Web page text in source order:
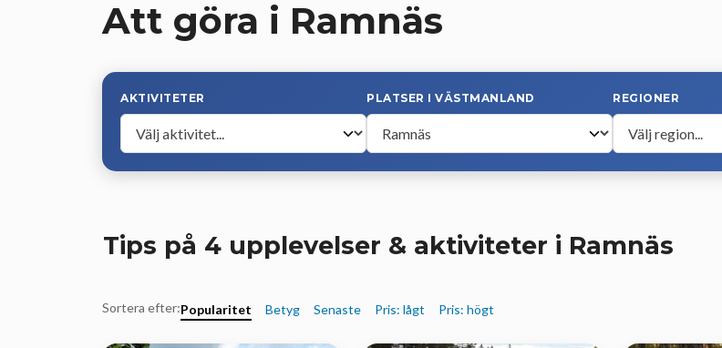
Att göra i Ramnäs
AKTIVITETER PLATSER I VÄSTMANLAND REGIONER
Tips på 4 upplevelser & aktiviteter i Ramnäs
Sortera efter:Popularitet Betyg Senaste Pris: lågt Pris: högt